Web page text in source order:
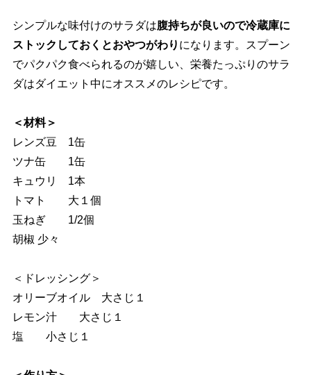
シンプルな味付けのサラダは腹持ちが良いので冷蔵庫に
ストックしておくとおやつがわり になります。スプーン
でパクパク食べられるのが嬉しい、栄養たっぷりのサラ
ダはダイエット中にオススメのレシピです。
＜材料＞
レンズ豆 1缶
ツナ缶 1缶
キュウリ 1本
トマト 大１個
玉ねぎ 1/2個
胡椒 少々
＜ドレッシング＞
オリーブオイル 大さじ１
レモン汁 大さじ１
塩 小さじ１